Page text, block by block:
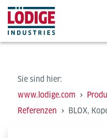
Sie sind hier:
www.lodige.com
Referenzen
BLOX,